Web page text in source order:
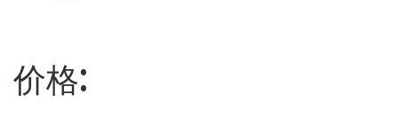
价格: